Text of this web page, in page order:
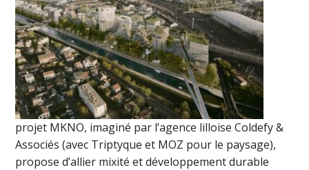
projet MKNO, imaginé par l’agence lilloise Coldefy &
Associés (avec Triptyque et MOZ pour le paysage),
propose d’allier mixité et développement durable